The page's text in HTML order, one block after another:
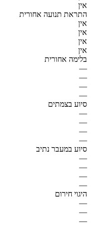
אין
התראת תנועה אחורית
אין
אין
אין
אין
בלימה אחורית
—
—
—
—
סיוע בצמתים
—
—
—
—
סיוע במעבר נתיב
—
—
—
—
היגוי חירום
—
—
—